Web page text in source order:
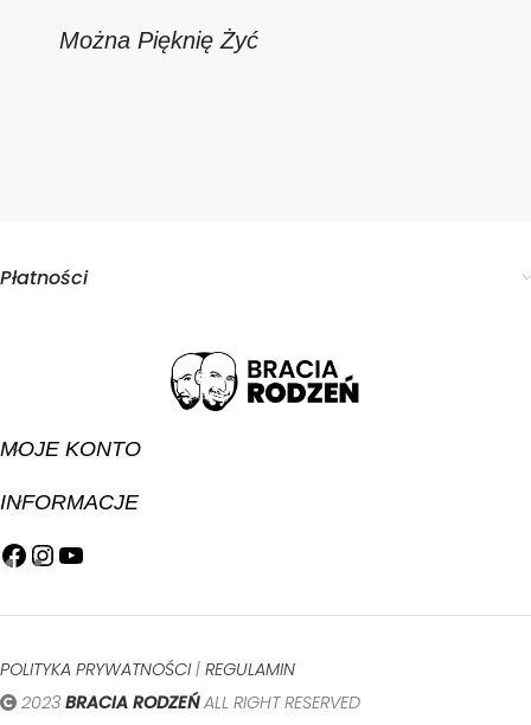
Można Pięknię Żyć
Płatności
MOJE KONTO
INFORMACJE
POLITYKA PRYWATNOŚCI | REGULAMIN
2023 BRACIA RODZEŃALL RIGHT RESERVED